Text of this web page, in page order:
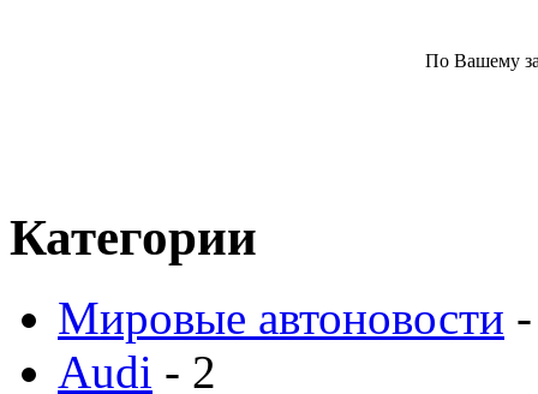
По Вашему
Категории
Мировые автоновости
Audi - 2